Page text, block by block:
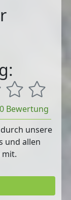
Bewertung
unsere
und allen
mit.